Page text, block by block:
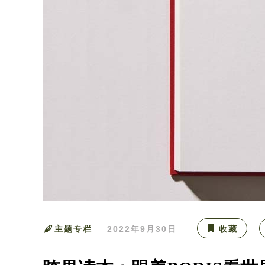
主题专栏 2022年9月30日 收藏